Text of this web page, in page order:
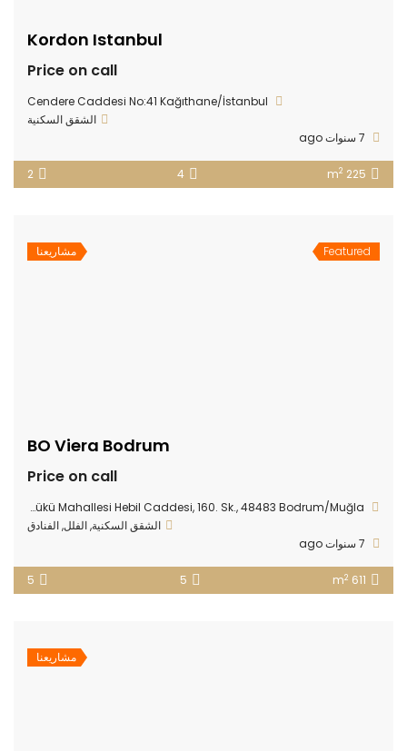
Kordon Istanbul
Price on call
Cendere Caddesi No:41 Kağıthane/İstanbul
الشقق السكنية
225 m
2
4
2
Featured مشاريعنا
BO Viera Bodrum
Price on call
Göltürkbükü Mahallesi Hebil Caddesi, 160. Sk., 48483 Bodrum/Muğla
الشقق السكنية,الفلل,الفنادق
611 m
2
5
5
مشاريعنا